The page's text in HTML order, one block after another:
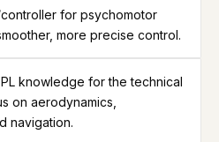
for psychomotor
more precise control.
knowledge for the technical
on aerodynamics,
navigation.